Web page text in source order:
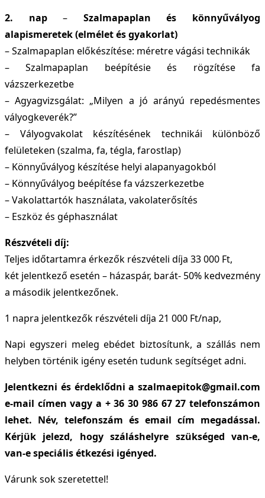
2. nap– Szalmapaplan és könnyűvályog
alapismeretek (elmélet és gyakorlat)
– Szalmapaplan előkészítése: méretre vágási technikák
– Szalmapaplan beépítésie és rögzítése fa
vázszerkezetbe
– Agyagvizsgálat: „Milyen a jó arányú repedésmentes
vályogkeverék?”
– Vályogvakolat készítésének technikái különböző
felületeken (szalma, fa, tégla, farostlap)
– Könnyűvályog készítése helyi alapanyagokból
– Könnyűvályog beépítése fa vázszerkezetbe
– Vakolattartók használata, vakolaterősítés
– Eszköz és géphasználat
Részvételi díj:
Teljes időtartamra érkezők részvételi díja 33 000 Ft,
két jelentkező esetén – házaspár, barát- 50% kedvezmény
a második jelentkezőnek.
1 napra jelentkezők részvételi díja 21 000 Ft/nap,
Napi egyszeri meleg ebédet biztosítunk, a szállás nem
helyben történik igény esetén tudunk segítséget adni.
Jelentkezni és érdeklődni a szalmaepitok@gmail.com
e-mail címen vagy a + 36 30 986 67 27 telefonszámon
lehet. Név, telefonszám és email cím megadással.
Kérjük jelezd, hogy száláshelyre szükséged van-e,
van-e speciális étkezési igényed.
Várunk sok szeretettel!